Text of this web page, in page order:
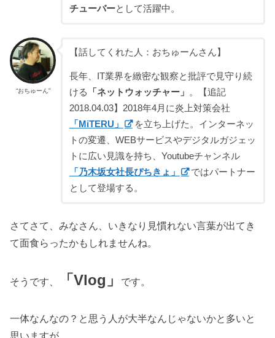
チューバーとして活躍中。
“おちゅーん”
【話してくれた人：おちゅーんさん】
長年、IT業界を緻密な観察と批評で見守り続
ける
「ネットウォッチャー」
。【追記
2018.04.03】2018年4月に炎上対策会社
「MiTERU」
を立ち上げた。インターネッ
トの変遷、WEBサービスやデジタルガジェッ
トに広い見識を持ち、Youtubeチャンネル
「乃木坂女社長ぴちきょ」
ではパートナー
として登場する。
さてさて、みなさん、いきなり見慣れない言葉が出てき
て面食らったかもしれませんね。
そうです、 「Vlog」 です。
一体なんなの？と思う人が大半なんじゃないかと多いと
思いますが、